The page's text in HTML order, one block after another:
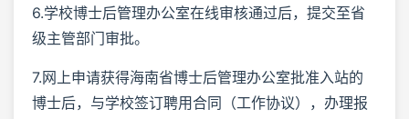
6.学校博士后管理办公室在线审核通过后，提交至省
级主管部门审批。
7.网上申请获得海南省博士后管理办公室批准入站的
博士后，与学校签订聘用合同（工作协议），办理报